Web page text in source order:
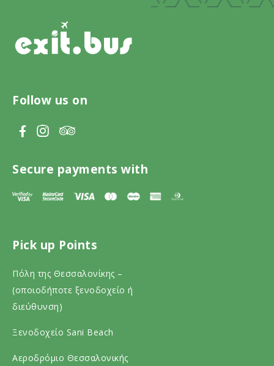
Follow us on
V
s
i
a
c
e
b
o
V
s
i
n
s
t
a
g
V
s
i
t
r
i
p
a
d
Secure payments with
Pick up Points
Πόλη της Θεσσαλονίκης –
(οποιοδήποτε ξενοδοχείο ή
διεύθυνση)
Ξενοδοχείο Sani Beach
Αεροδρόμιο Θεσσαλονικής